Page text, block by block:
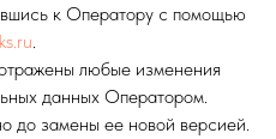
к Оператору с помощью
.
любые изменения
данных Оператором.
до замены ее новой версией.
16:00